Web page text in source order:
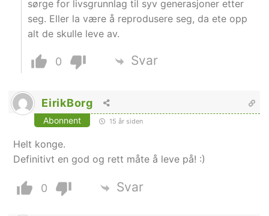
sørge for livsgrunnlag til syv generasjoner etter
seg. Eller la være å reprodusere seg, da ete opp
alt de skulle leve av.
0 Svar
EirikBorg
Abonnent 15 år siden
Helt konge.
Definitivt en god og rett måte å leve på! :)
0 Svar